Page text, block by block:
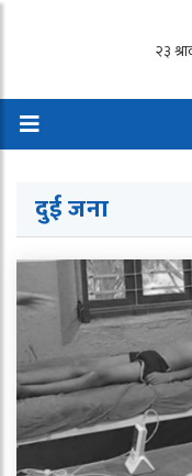
दुई जना